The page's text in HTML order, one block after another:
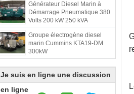
Générateur Diesel Marin à
Démarrage Pneumatique 380
Volts 200 kW 250 kVA
Groupe électrogène diesel
marin Cummins KTA19-DM
300kW
Je suis en ligne une discussion
en ligne